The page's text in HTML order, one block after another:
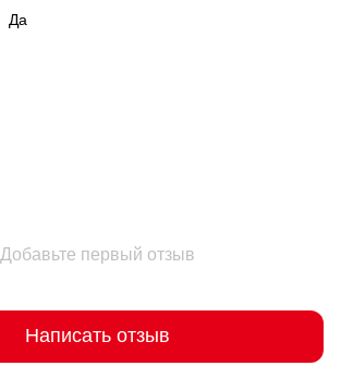
Да
Добавьте первый отзыв
Написать отзыв